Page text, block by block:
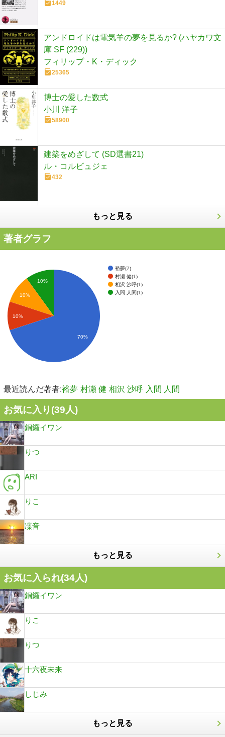
1449
アンドロイドは電気羊の夢を見るか? (ハヤカワ文
庫 SF (229))
フィリップ・K・ディック
25365
博士の愛した数式
小川 洋子
58900
建築をめざして (SD選書21)
ル・コルビュジェ
432
もっと見る
著者グラフ
裕夢(7)
村瀬 健(1)
相沢 沙呼(1)
入間 人間(1)
10%
10%
10%
70%
最近読んだ著者:裕夢 村瀬 健 相沢 沙呼 入間 人間
お気に入り(39人)
銅鑼イワン
りつ
ARI
りこ
凜音
もっと見る
お気に入られ(34人)
銅鑼イワン
りこ
りつ
十六夜未来
しじみ
もっと見る